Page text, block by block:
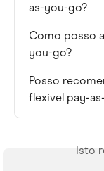
as-you-go?
Como posso
you-go?
Posso
flexível pay-
Isto